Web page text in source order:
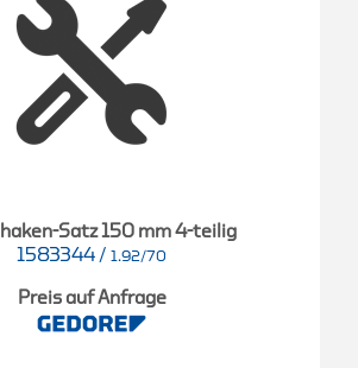
Satz 150 mm 4-teilig
1583344 / 1.92/70
Preis auf Anfrage